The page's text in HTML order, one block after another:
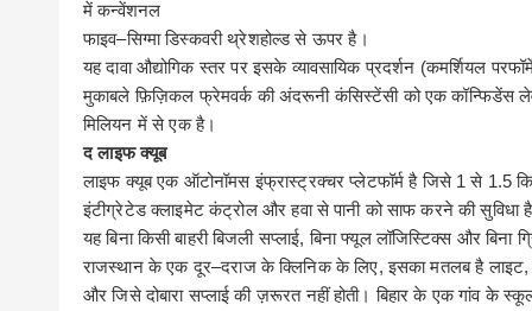
में कन्वेंशनल
फाइव–सिग्मा डिस्कवरी थ्रेशहोल्ड से ऊपर है।
यहदावा औद्योगिक स्तर पर इसके व्यावसायिक प्रदर्शन (कमर्शियल
मुकाबले फ़िज़िकल फ्रेमवर्क की अंदरूनी कंसिस्टेंसी को एक कॉन्फिडेंस
मिलियन में से एक है।
द लाइफ क्यूब
लाइफक्यूब एक ऑटोनॉमस इंफ्रास्ट्रक्चर प्लेटफॉर्म है जिसे 1से 1.5
इंटीग्रेटेड क्लाइमेट कंट्रोल और हवा से पानी को साफ करने की सुविधा है
यह बिना किसी बाहरी बिजली सप्लाई,बिना फ्यूल लॉजिस्टिक्स और बिना
राजस्थानके एक दूर–दराज के क्लिनिक के लिए,इसका मतलब है लाइट
और जिसे दोबारा सप्लाई की ज़रूरत नहीं होती। बिहार के एक गांव के